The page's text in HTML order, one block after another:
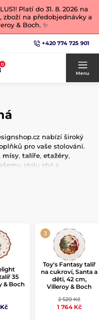
Platí do 31. 8. 2026 na
zboží na předobjednávky a
& Boch. ✨
+420 774 725 901
0
Menu
nabízí široký
pro vaše stolování.
mísy, talíře, etažéry,
stolu styl a
materiálů, jako je
Spring Bloom, si
příležitost – od
hostiny.
35
& Boch
Toy's Fantasy talíř
na cukroví, Santa a
děti, 42 cm,
Villeroy & Boch
2 520 Kč
1 764 Kč